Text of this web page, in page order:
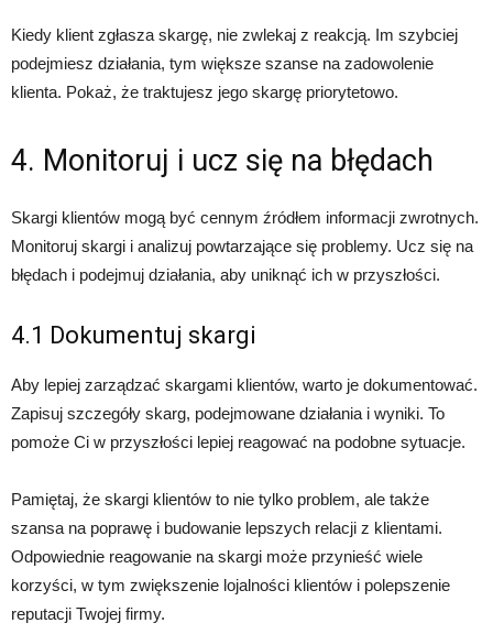
Kiedy klient zgłasza skargę, nie zwlekaj z reakcją. Im szybciej
podejmiesz działania, tym większe szanse na zadowolenie
klienta. Pokaż, że traktujesz jego skargę priorytetowo.
4. Monitoruj i ucz się na błędach
Skargi klientów mogą być cennym źródłem informacji zwrotnych.
Monitoruj skargi i analizuj powtarzające się problemy. Ucz się na
błędach i podejmuj działania, aby uniknąć ich w przyszłości.
4.1 Dokumentuj skargi
Aby lepiej zarządzać skargami klientów, warto je dokumentować.
Zapisuj szczegóły skarg, podejmowane działania i wyniki. To
pomoże Ci w przyszłości lepiej reagować na podobne sytuacje.
Pamiętaj, że skargi klientów to nie tylko problem, ale także
szansa na poprawę i budowanie lepszych relacji z klientami.
Odpowiednie reagowanie na skargi może przynieść wiele
korzyści, w tym zwiększenie lojalności klientów i polepszenie
reputacji Twojej firmy.